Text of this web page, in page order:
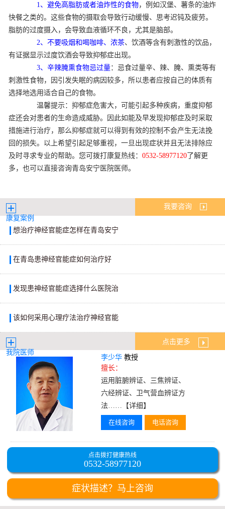
1、避免高脂肪或者油炸性的食物，例如汉堡、薯条的油炸
快餐之类的。这些食物的摄取会导致行动缓慢、思考迟钝及疲劳。
脂肪的过度摄入，会导致血液循环不良，尤其是脑部。
2、不要吸烟和喝咖啡、浓茶、饮酒等含有刺激性的饮品，
有证据显示过度饮酒会导致抑郁症出现。
3、辛辣腌熏食物忌过量：忌食过量辛、辣、腌、熏类等有
刺激性食物，因引发失眠的病因较多，所以患者应按自己的体质有
选择地选用适合自己的食物。
温馨提示：抑郁症危害大，可能引起多种疾病，重度抑郁
症还会对患者的生命造成威胁。因此如能及早发现抑郁症及时采取
措施进行治疗，那么抑郁症就可以得到有效的控制不会产生无法挽
回的损失。以上希望引起足够重视，一旦出现症状并且无法排除应
及时寻求专业的帮助。您可拨打康复热线： 0532-58977120了解更
多，也可以直接咨询青岛安宁医院医师。
康复案例
我要咨询
想治疗神经官能症怎样在青岛安宁
在青岛患神经官能症如何治疗好
发现患神经官能症选择什么医院治
该如何采用心理疗法治疗神经官能
我院医师
点击更多
李少华 教授
擅长：
运用脏腑辨证、三焦辨证、
六经辨证、卫气营血辨证方
法……
【详细】
在线咨询 电话咨询
点击拨打健康热线
0532-58977120
症状描述？马上咨询